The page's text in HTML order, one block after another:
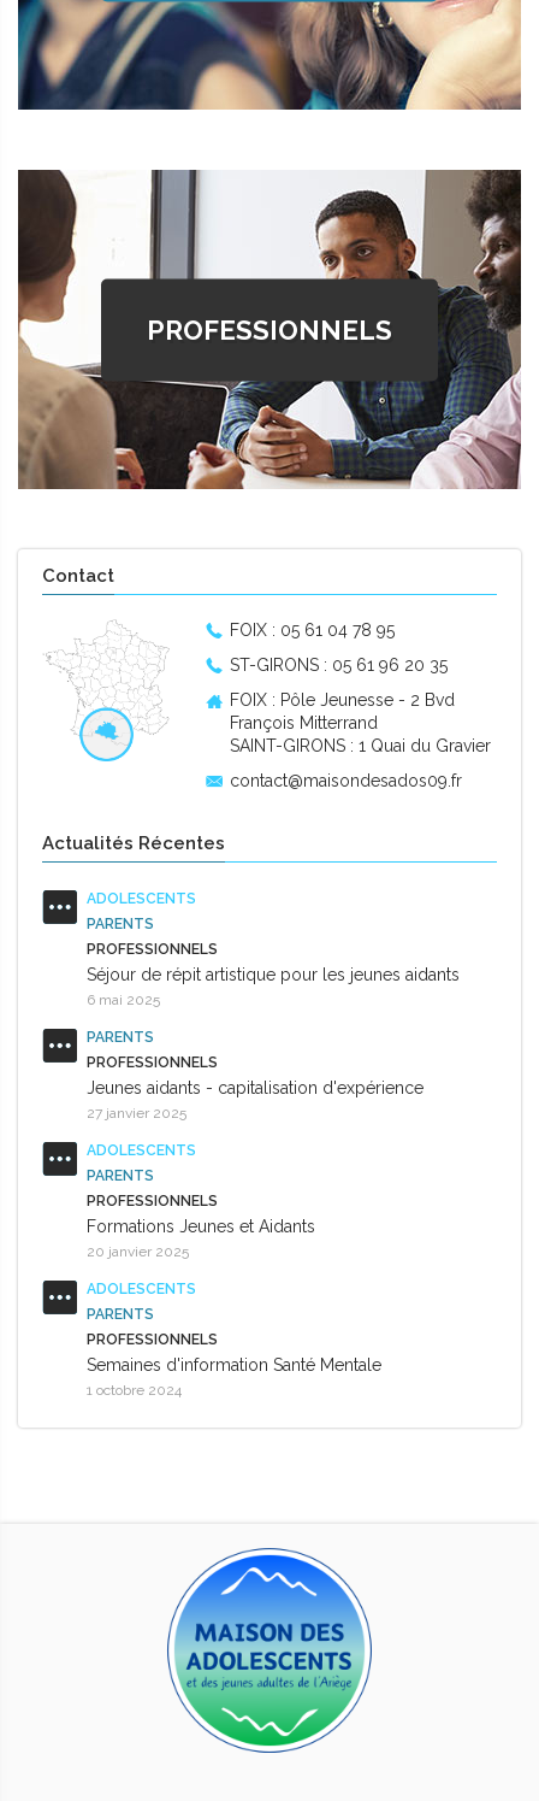
PROFESSIONNELS
Contact
FOIX : 05 61 04 78 95
ST-GIRONS : 05 61 96 20 35
FOIX : Pôle Jeunesse - 2 Bvd
François Mitterrand
SAINT-GIRONS : 1 Quai du Gravier
contact@maisondesados09.fr
Actualités Récentes
ADOLESCENTS
PARENTS
PROFESSIONNELS
Séjour de répit artistique pour les jeunes aidants
6 mai 2025
PARENTS
PROFESSIONNELS
Jeunes aidants - capitalisation d'expérience
27 janvier 2025
ADOLESCENTS
PARENTS
PROFESSIONNELS
Formations Jeunes et Aidants
20 janvier 2025
ADOLESCENTS
PARENTS
PROFESSIONNELS
Semaines d'information Santé Mentale
1 octobre 2024